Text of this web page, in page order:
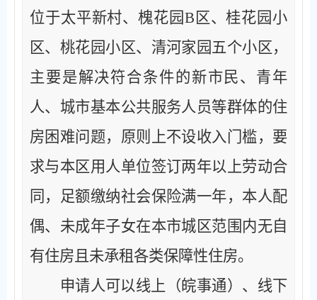
位于太平新村、槐花园B区、桂花园小
区、桃花园小区、清河家园五个小区，
主要是解决符合条件的新市民、青年
人、城市基本公共服务人员等群体的住
房困难问题，原则上不设收入门槛，要
求与本区用人单位签订两年以上劳动合
同，足额缴纳社会保险满一年，本人配
偶、未成年子女在本市城区范围内无自
有住房且未承租各类保障性住房。
申请人可以线上（皖事通）、线下